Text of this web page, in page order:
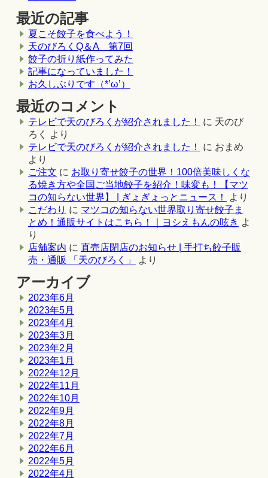
最近の記事
夏こそ餃子を食べよう！
天のびろくQ＆A 第7回
餃子の折り紙作ってみた
記事になっていました！
お久しぶりです（*’ω’）
最近のコメント
テレビで天のびろくが紹介されました！ に 天のび
ろく
より
テレビで天のびろくが紹介されました！
に おまめ
より
ご注文 に お取り寄せ餃子の世界！100倍美味しくな
る焼き方や全国ご当地餃子を紹介！味変も！【マツ
コの知らない世界】 | ぎょぎょっとニュース！
より
こだわり に マツコの知らない世界取り寄せ餃子ま
とめ！通販サイトはこちら！｜ヨシえもんの呟き よ
り
店舗案内 に 直売店閉店のお知らせ | 手打ち餃子販
売・通販 「天のびろく」
より
アーカイブ
2023年6月
2023年5月
2023年4月
2023年3月
2023年2月
2023年1月
2022年12月
2022年11月
2022年10月
2022年9月
2022年8月
2022年7月
2022年6月
2022年5月
2022年4月